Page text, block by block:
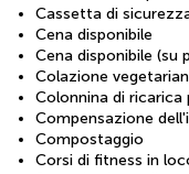
Cassetta di
Cena disponibile
Cena disponibile (su
Colazione
Colonnina di
Compensazione
Compostaggio
Corsi di fitness in